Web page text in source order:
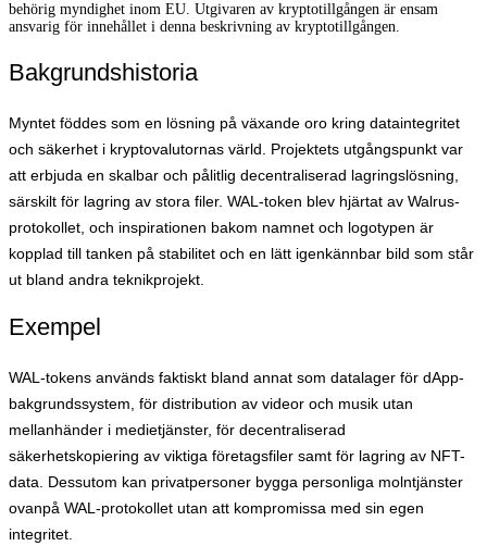
behörig myndighet inom EU. Utgivaren av kryptotillgången är ensam
ansvarig för innehållet i denna beskrivning av kryptotillgången.
Bakgrundshistoria
Myntet föddes som en lösning på växande oro kring dataintegritet
och säkerhet i kryptovalutornas värld. Projektets utgångspunkt var
att erbjuda en skalbar och pålitlig decentraliserad lagringslösning,
särskilt för lagring av stora filer. WAL-token blev hjärtat av Walrus-
protokollet, och inspirationen bakom namnet och logotypen är
kopplad till tanken på stabilitet och en lätt igenkännbar bild som står
ut bland andra teknikprojekt.
Exempel
WAL-tokens används faktiskt bland annat som datalager för dApp-
bakgrundssystem, för distribution av videor och musik utan
mellanhänder i medietjänster, för decentraliserad
säkerhetskopiering av viktiga företagsfiler samt för lagring av NFT-
data. Dessutom kan privatpersoner bygga personliga molntjänster
ovanpå WAL-protokollet utan att kompromissa med sin egen
integritet.